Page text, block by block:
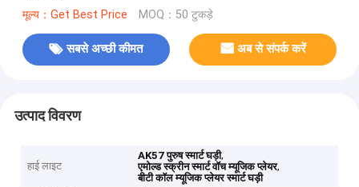
मूल्य：Get Best Price MOQ：50 टुकड़े
सबसे अच्छी कीमत अब से संपर्क करें
उत्पाद विवरण
हाई लाइट
AK57 पुरुष स्मार्ट घड़ी,
एमोल्ड स्क्रीन स्मार्ट वॉच म्यूजिक प्लेयर,
बीटी कॉल म्यूजिक प्लेयर स्मार्ट घड़ी